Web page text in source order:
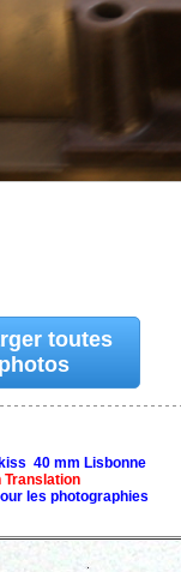
toutes
40 mm Lisbonne
Translation
les photographies